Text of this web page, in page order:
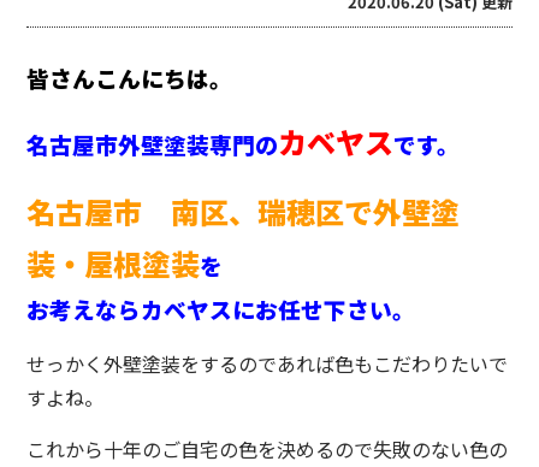
皆さんこんにちは。
名古屋市外壁塗装専門のカベヤスです。
名古屋市 南区、瑞穂区で外壁塗
装・屋根塗装を
お考えならカベヤスにお任せ下さい。
せっかく外壁塗装をするのであれば色もこだわりたいで
すよね。
これから十年のご自宅の色を決めるので失敗のない色の